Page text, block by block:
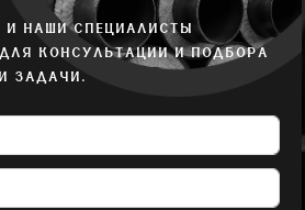
И НАШИ СПЕЦИАЛИСТЫ
КОНСУЛЬТАЦИИ И ПОДБОРА
ЗАДАЧИ.